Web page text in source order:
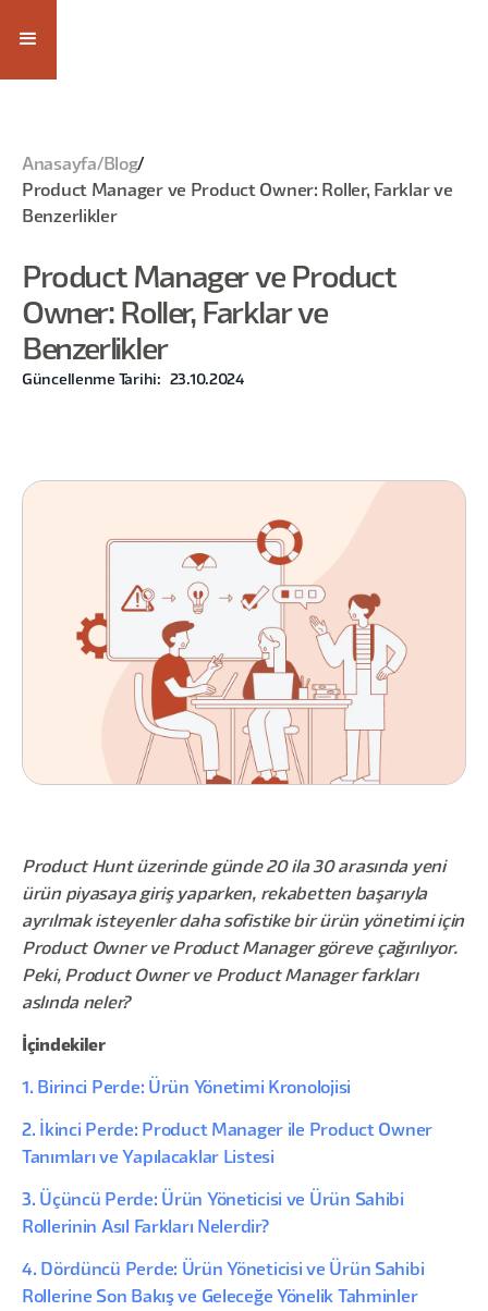
Anasayfa/ Blog/
Product Manager ve Product Owner: Roller, Farklar ve
Benzerlikler
Product Manager ve Product
Owner: Roller, Farklar ve
Benzerlikler
Güncellenme Tarihi: 23.10.2024
Product Hunt üzerinde günde 20 ila 30 arasında yeni
ürün piyasaya giriş yaparken, rekabetten başarıyla
ayrılmak isteyenler daha sofistike bir ürün yönetimi için
Product Owner ve Product Manager göreve çağırılıyor.
Peki, Product Owner ve Product Manager farkları
aslında neler?
İçindekiler
1. Birinci Perde: Ürün Yönetimi Kronolojisi
2. İkinci Perde: Product Manager ile Product Owner
Tanımları ve Yapılacaklar Listesi
3. Üçüncü Perde: Ürün Yöneticisi ve Ürün Sahibi
Rollerinin Asıl Farkları Nelerdir?
4. Dördüncü Perde: Ürün Yöneticisi ve Ürün Sahibi
Rollerine Son Bakış ve Geleceğe Yönelik Tahminler